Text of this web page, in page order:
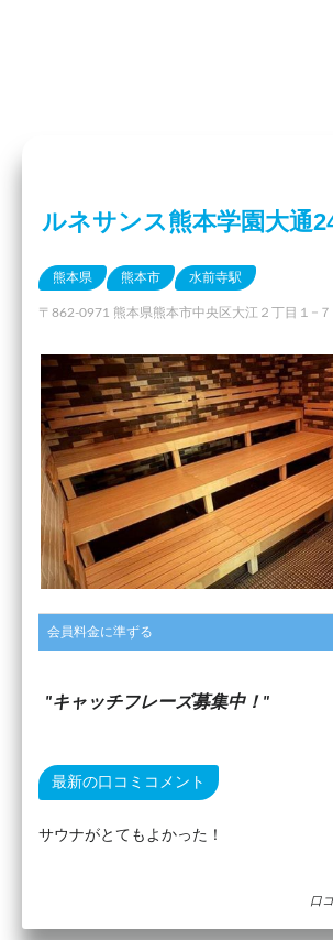
ルネサンス熊本学園大通
熊本県 熊本市 水前寺駅
〒862-0971 熊本県熊本市中央区大江２丁目１−７
会員料金に準ずる
キャッチフレーズ募集中！
最新の口コミコメント
サウナがとてもよかった！
口